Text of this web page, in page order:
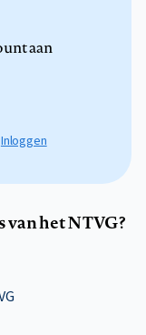
aan
Inloggen
het NTVG?